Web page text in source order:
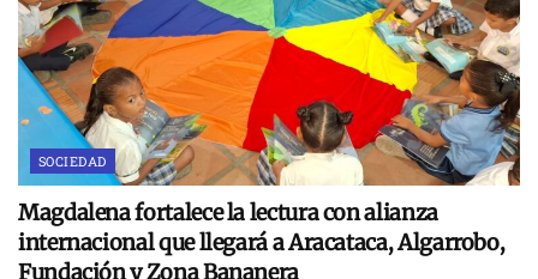
SOCIEDAD
Magdalena fortalece la lectura con alianza
internacional que llegará a Aracataca, Algarrobo,
Fundación y Zona Bananera